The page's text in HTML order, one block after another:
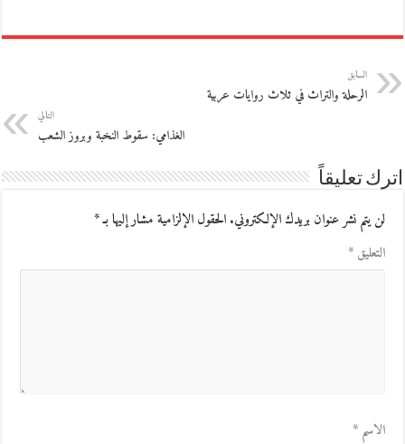
السابق
الرحلة والتراث في ثلاث روايات عربية
التالي
الغذامي: سقوط النخبة وبروز الشعب
اترك تعليقاً
لن يتم نشر عنوان بريدك الإلكتروني.الحقول الإلزامية مشار إليها بـ*
التعليق*
الاسم*